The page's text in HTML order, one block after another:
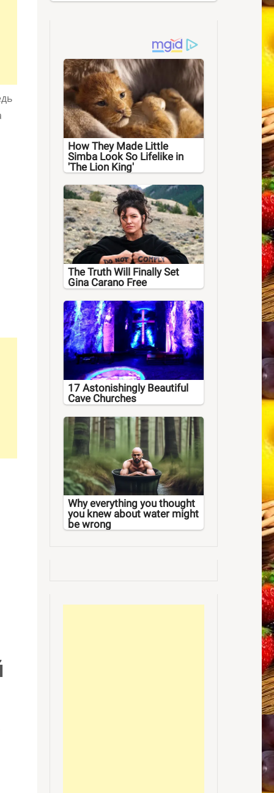
How They Made Little
Simba Look So Lifelike in
'The Lion King'
The Truth Will Finally Set
Gina Carano Free
17 Astonishingly Beautiful
Cave Churches
Why everything you thought
you knew about water might
be wrong